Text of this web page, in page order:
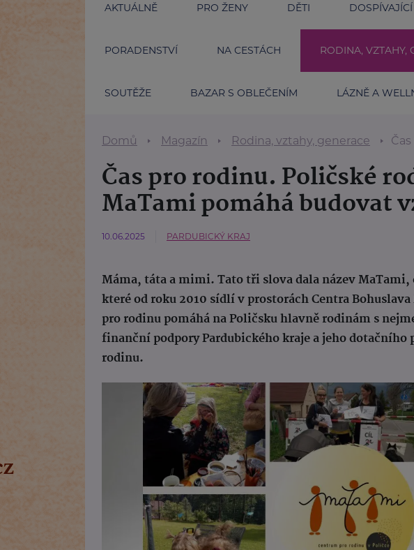
AKTUÁLNĚ PRO ŽENY DĚTI DOSPÍVAJÍCÍ
PORADENSTVÍ NA CESTÁCH RODINA, VZTAHY,
SOUTĚŽE BAZAR S OBLEČENÍM LÁZNĚ A
Domů Magazín Rodina, vztahy, generace Čas pro
Čas pro rodinu. Poličské
MaTami pomáhá budovat
10.06.2025 PARDUBICKÝ KRAJ
Máma, táta a mimi. Tato tři slova dala název
které od roku 2010 sídlí v prostorách Centra
pro rodinu pomáhá na Poličsku hlavně rodinám s
finanční podpory Pardubického kraje a jeho dotačního
rodinu.